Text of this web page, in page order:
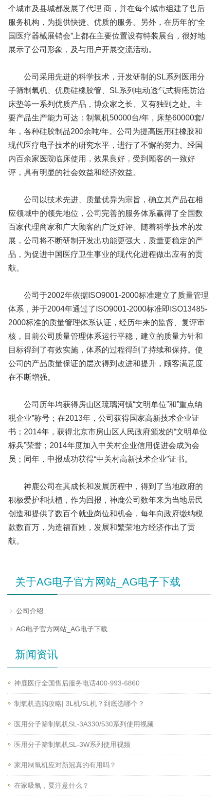
个城市及县城都发展了代理 商，并在每个城市组建了售后
服务机构，为提供快捷、优质的服务。另外，在历年的“全
国医疗器械展销会”上都在主要位置设有特装展台，很好地
展示了公司形象，及与用户开展交流活动。
公司采用先进的科学技术，开发研制的SL系列医用分
子筛制氧机、优质硅橡胶管、SL系列电动透气式褥疮防治
床垫等一系列优质产品，博众家之长、又有独到之处。主
要产品生产能力可达：制氧机50000台/年，床垫60000套/
年，各种硅胶制品200余吨/年。公司为提高医用硅橡胶和
现代医疗电子技术的研究水平，进行了不懈的努力。经国
内百余家医院临床使用，效果良好，受到顾客的一致好
评，具有明显的社会效益和经济效益。
公司以技术先进、质量优异为宗旨，确立其产品在相
应领域中的领先地位，公司完善的服务体系赢得了全国数
百家代理商家和广大顾客的广泛好评。随着科学技术的发
展，公司将不断研制开发出功能更强大，质量更稳定的产
品，为促进中国医疗卫生事业的现代化进程做出应有的贡
献。
公司于2002年依据ISO9001-2000标准建立了质量管理
体系，并于2004年通过了ISO9001-2000标准即ISO13485-
2000标准的质量管理体系认证，经历年来的监督、复评审
核，目前公司质量管理体系运行平稳，建立的质量方针和
目标得到了有效实施，体系的过程得到了持续和保持。使
公司的产品质量保证的层次得到改进和提升，顾客满意度
在不断增强。
公司历年均获得房山区琉璃河镇“文明单位”和”重点纳
税企业”称号；在2013年，公司获得国家高新技术企业证
书；2014年，获得北京市房山区人民政府颁发的“文明单位
标兵”荣誉；2014年度加入中关村企业信用促进会成为会
员；同年，申报成功获得“中关村高新技术企业”证书。
神鹿公司在其成长和发展历程中，得到了当地政府的
积极爱护和扶植，作为回报，神鹿公司数年来为当地居民
创造和提供了数百个就业岗位和机会，每年向政府缴纳税
款数百万，为造福百姓，发展和繁荣地方经济作出了贡
献。
关于AG电子官方网站_AG电子下载
公司介绍
AG电子官方网站_AG电子下载
新闻资讯
神鹿医疗全国售后服务电话400-993-6860
制氧机选购攻略| 3L机/5L机？到底选哪个？
医用分子筛制氧机SL-3A330/530系列使用视频
医用分子筛制氧机SL-3W系列使用视频
家用制氧机应对新冠真的有用吗？
在家吸氧，要注意什么？